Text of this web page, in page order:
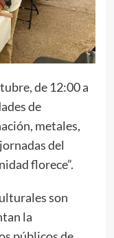
de 12:00 a
de
metales,
del
florece”.
son
la